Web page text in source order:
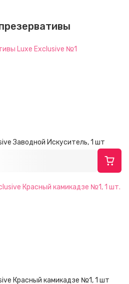
Заводной Искуситель, 1 шт
Красный камикадзе №1, 1 шт